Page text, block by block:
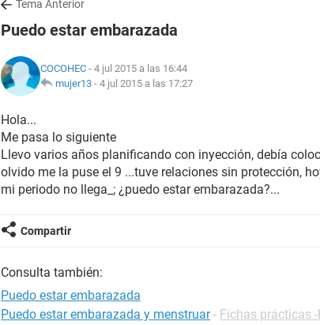
Tema Anterior
Puedo estar embarazada
COCOHEC - 4 jul 2015 a las 16:44
mujer13 - 4 jul 2015 a las 17:27
Hola...
Me pasa lo siguiente
Llevo varios años planificando con inyección, debía
olvido me la puse el 9 ...tuve relaciones sin protección,
mi periodo no llega_; ¿puedo estar embarazada?...
Compartir
Consulta también:
Puedo estar embarazada
Puedo estar embarazada y menstruar - Fichas prácticas